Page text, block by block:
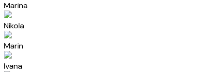
Marina
Nikola
Marin
Ivana